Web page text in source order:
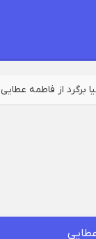
برگرد از فاطمه عطایی